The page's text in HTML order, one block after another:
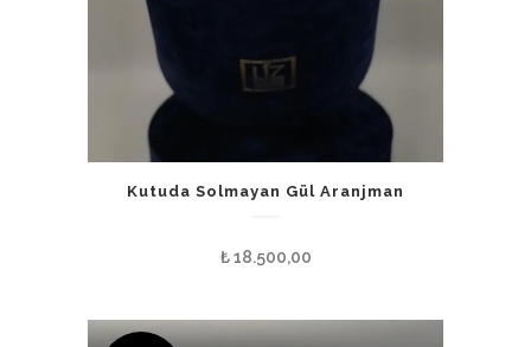
Kutuda Solmayan Gül Aranjman
₺18.500,00